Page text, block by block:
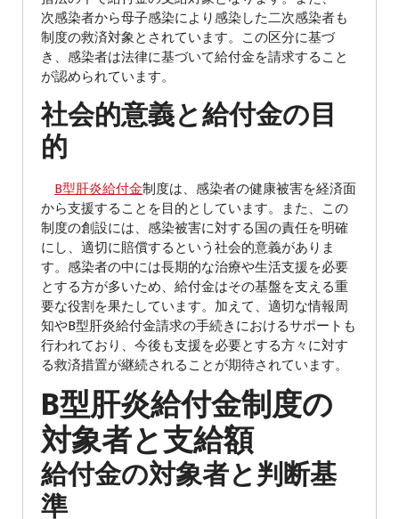
次感染者から母子感染により感染した二次感染者も
制度の救済対象とされています。この区分に基づ
き、感染者は法律に基づいて給付金を請求すること
が認められています。
社会的意義と給付金の目
的
B型肝炎給付金制度は、感染者の健康被害を経済面
から支援することを目的としています。また、この
制度の創設には、感染被害に対する国の責任を明確
にし、適切に賠償するという社会的意義がありま
す。感染者の中には長期的な治療や生活支援を必要
とする方が多いため、給付金はその基盤を支える重
要な役割を果たしています。加えて、適切な情報周
知やB型肝炎給付金請求の手続きにおけるサポートも
行われており、今後も支援を必要とする方々に対す
る救済措置が継続されることが期待されています。
B型肝炎給付金制度の
対象者と支給額
給付金の対象者と判断基
準